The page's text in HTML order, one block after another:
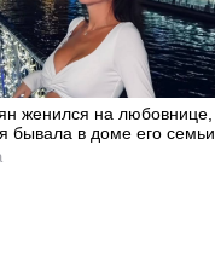
женился на любовнице,
бывала в доме его семьи